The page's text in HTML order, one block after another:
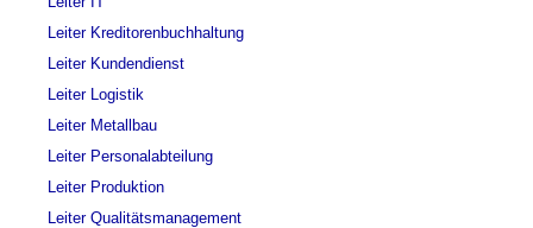
Leiter Kreditorenbuchhaltung
Leiter Kundendienst
Leiter Logistik
Leiter Metallbau
Leiter Personalabteilung
Leiter Produktion
Leiter Qualitätsmanagement